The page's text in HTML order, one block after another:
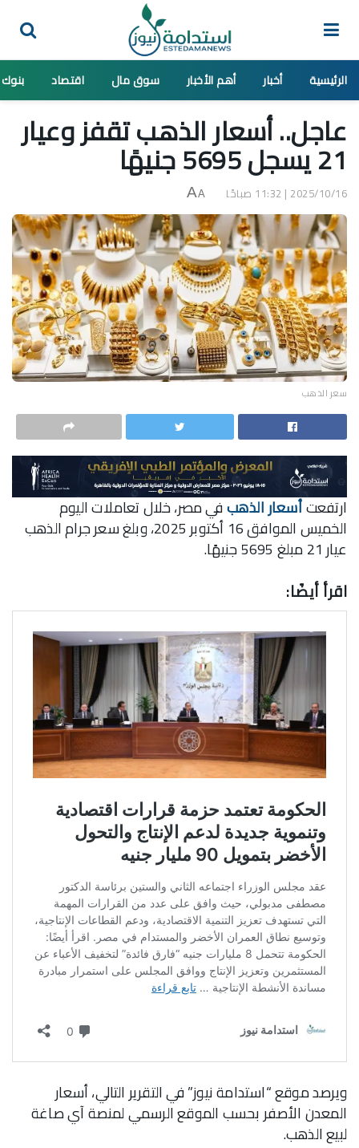
الرئيسية أخبار أهم الأخبار سوق مال اقتصاد بنوك
عاجل.. أسعار الذهب تقفز وعيار
21 يسجل 5695 جنيهًا
2025/10/16 | 11:32 صباحًا A
A
سعر الذهب
ارتفعتأسعار الذهبفي مصر، خلال تعاملات اليوم
الخميس الموافق 16 أكتوبر 2025، وبلغ سعر جرام الذهب
عيار 21 مبلغ 5695 جنيهًا.
اقرأ أيضًا:
ويرصد موقع “استدامة نيوز” في التقرير التالي، أسعار
المعدن الأصفر بحسب الموقع الرسمي لمنصة آي صاغة
لبيع الذهب.